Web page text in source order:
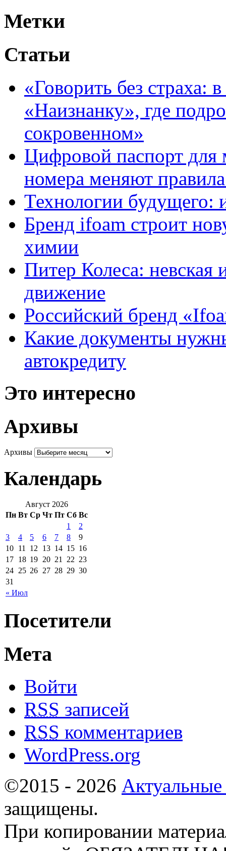
Метки
Статьи
«Говорить без страха:
«Наизнанку», где
сокровенном»
Цифровой паспорт для
номера меняют
Технологии будущего:
Бренд ifoam строит
химии
Питер Колеса: невская
движение
Российский бренд
Какие документы
автокредиту
Это интересно
Архивы
Архивы
Календарь
Август 2026
Пн Вт Ср Чт Пт Сб Вс
« Июл
1
2
3
4 5 6 7 8
9
10 11 12 13 14 15 16
17 18 19 20 21 22 23
24 25 26 27 28 29 30
31
Посетители
Мета
Войти
RSS записей
RSS комментариев
WordPress.org
©2015 - 2026
защищены.
При копировании